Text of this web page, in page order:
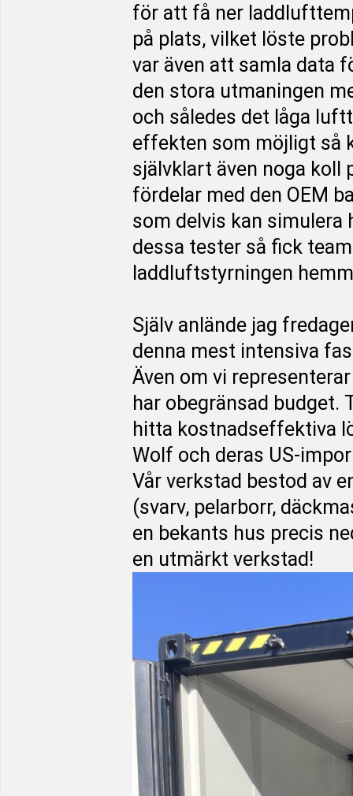
för att få ner
på plats, vilket löste
var även att samla data
den stora utmaningen
och således det låga
effekten som möjligt så
självklart även noga koll
fördelar med den OEM
som delvis kan simulera
dessa tester så fick
laddluftstyrningen
Själv anlände jag
denna mest intensiva
Även om vi
har obegränsad budget.
hitta kostnadseffektiva
Wolf och deras US-
Vår verkstad bestod av
(svarv, pelarborr,
en bekants hus precis
en utmärkt verkstad!